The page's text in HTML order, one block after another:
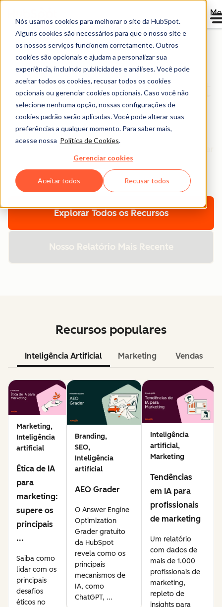
Nós usamos cookies para melhorar o site da HubSpot.
Alguns cookies são necessários para que o nosso site e
os nossos serviços funcionem corretamente. Outros
cookies são opcionais e ajudam a personalizar sua
experiência, incluindo publicidades e análises. Você pode
aceitar todos os cookies, recusar todos os cookies
opcionais ou gerenciar cookies opcionais. Caso você não
selecione nenhuma opção, nossas configurações de
cookies padrão serão aplicadas. Você pode alterar suas
preferências a qualquer momento. Para saber mais,
acesse nossa Política de Cookies.
Gerenciar cookies
Aceitar todos Recusar todos
Biblioteca de
Conteúdo da HubSpot
Brasil
Navegue por ebooks, ferramentas, guias, templates,
você a expandir seu negócio. Filtre por tópico ou
formato para encontrar exatamente o que precisa.
Explorar Todos os Recursos
Nosso Relatório Mais Recente
Recursos populares
Inteligência Artificial Marketing Vendas
Marketing,
Inteligência
artificial
Ética de IA
para
marketing:
supere os
principais
...
Saiba como
lidar com os
principais
desafios
éticos no
Branding,
SEO,
Inteligência
artificial
AEO Grader
O Answer Engine
Optimization
Grader gratuito
da HubSpot
revela como os
principais
mecanismos de
IA, como
ChatGPT, ...
Inteligência
artificial,
Marketing
Tendências
em IA para
profissionais
de marketing
Um relatório
com dados de
mais de 1.000
profissionais de
marketing,
repleto de
insights para